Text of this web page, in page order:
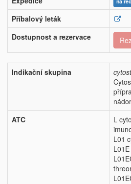
Příbalový leták
Dostupnost a rezervace
Indikační skupina
ATC
L
L01